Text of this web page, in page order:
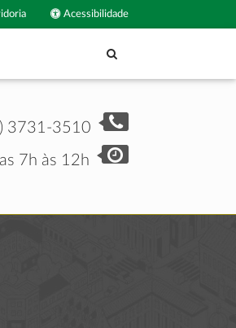
Acessibilidade
3731-3510
7h às 12h